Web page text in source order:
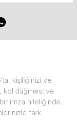
kişiliğinizi ve
kol düğmesi ve
imza niteliğinde…
fark